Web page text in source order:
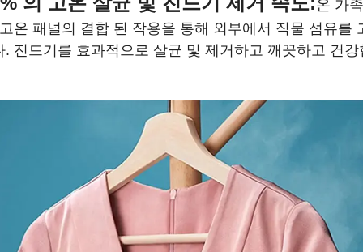
온 가
온 패널의 결합 된 작용을 통해 외부에서 직물 섬유를
. 진드기를 효과적으로 살균 및 제거하고 깨끗하고 건